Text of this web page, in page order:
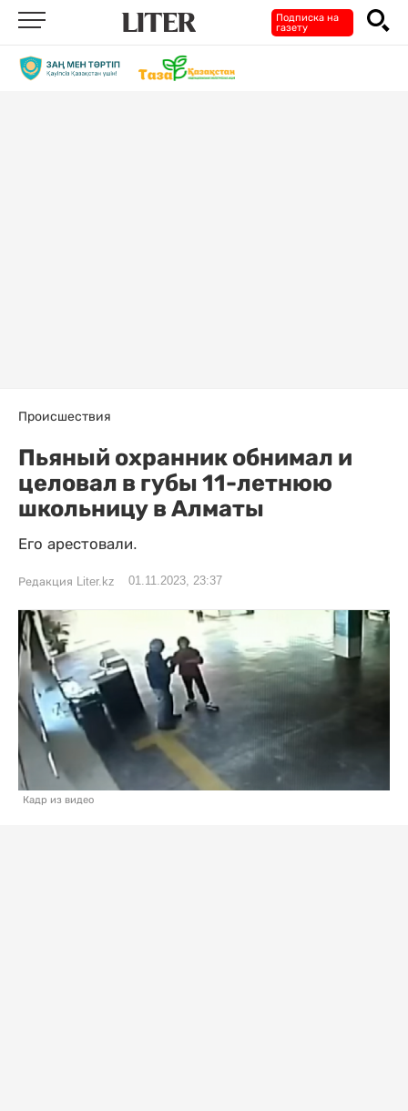
Подписка на
газету
Происшествия
Пьяный охранник обнимал и
целовал в губы 11-летнюю
школьницу в Алматы
Его арестовали.
Редакция Liter.kz 01.11.2023, 23:37
Кадр из видео